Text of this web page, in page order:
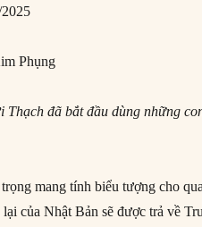
Phụng
đã bắt đầu dùng những
mang tính biểu tượng cho
của Nhật Bản sẽ được trả về